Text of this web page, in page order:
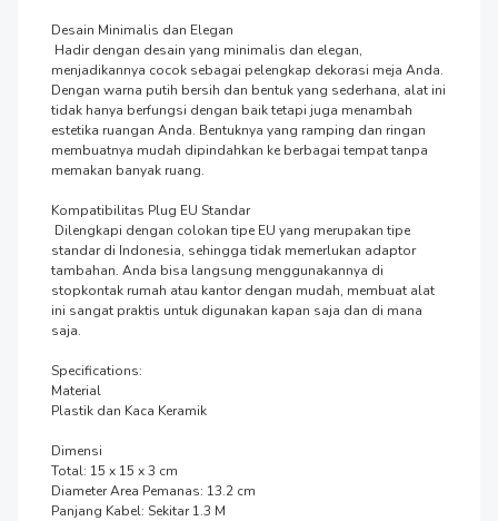
Desain Minimalis dan Elegan
menjadikannya cocok sebagai pelengkap dekorasi meja Anda.
Dengan warna putih bersih dan bentuk yang sederhana, alat ini
tidak hanya berfungsi dengan baik tetapi juga menambah
estetika ruangan Anda. Bentuknya yang ramping dan ringan
membuatnya mudah dipindahkan ke berbagai tempat tanpa
memakan banyak ruang.
Kompatibilitas Plug EU Standar
standar di Indonesia, sehingga tidak memerlukan adaptor
tambahan. Anda bisa langsung menggunakannya di
stopkontak rumah atau kantor dengan mudah, membuat alat
ini sangat praktis untuk digunakan kapan saja dan di mana
saja.
Specifications:
Material
Plastik dan Kaca Keramik
Dimensi
Total: 15 x 15 x 3 cm
Diameter Area Pemanas: 13.2 cm
Panjang Kabel: Sekitar 1.3 M